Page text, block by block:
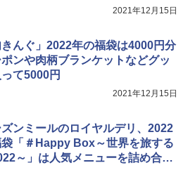
2021年12月15日
きんぐ」2022年の福袋は4000円分
ンや肉柄ブランケットなどグッ
て5000円
2021年12月15日
ンミールのロイヤルデリ、2022
「＃Happy Box～世界を旅する
～」は人気メニューを詰め合わ